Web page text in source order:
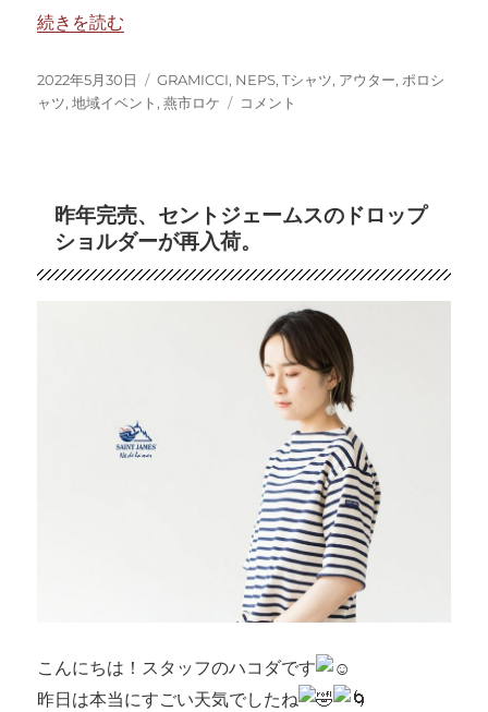
“燕市吉田の天神祭に行ってきました。” の
続きを読む
投
稿
2022年5月30日
カ
テ
GRAMICCI, NEPS,Tシャツ, アウター, ポロシ
ャツ,地域イベント ,燕市ロケ
燕
天
神
に
コメント
昨年完売、セントジェームスのドロップ
ショルダーが再入荷。
こんにちは！スタッフのハコダです
昨日は本当にすごい天気でしたね